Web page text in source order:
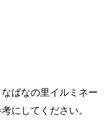
ばなの里イルミネー
にしてください。